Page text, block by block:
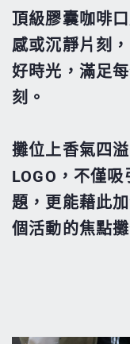
頂級膠囊咖啡
感或沉靜片刻
好時光，滿足
刻。
攤位上香氣四
LOGO，不僅
題，更能藉此
個活動的焦點攤